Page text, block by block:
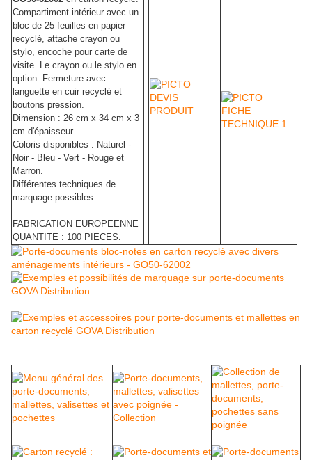
Compartiment intérieur avec un
bloc de 25 feuilles en papier
recyclé, attache crayon ou
stylo, encoche pour carte de
visite. Le crayon ou le stylo en
option. Fermeture avec
languette en cuir recyclé et
boutons pression.
Dimension : 26 cm x 34 cm x 3
cm d'épaisseur.
Coloris disponibles : Naturel -
Noir - Bleu - Vert - Rouge et
Marron.
Différentes techniques de
marquage possibles.
FABRICATION EUROPEENNE
QUANTITE : 100 PIECES.